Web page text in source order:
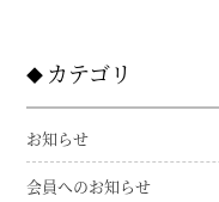
カテゴリ
お知らせ
会員へのお知らせ